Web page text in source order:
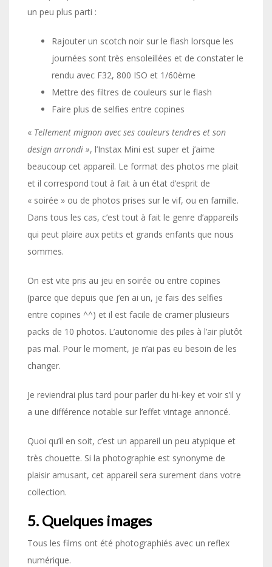
un peu plus parti :
Rajouter un scotch noir sur le flash lorsque les
journées sont très ensoleillées et de constater le
rendu avec F32, 800 ISO et 1/60ème
Mettre des filtres de couleurs sur le flash
Faire plus de selfies entre copines
« Tellement mignon avec ses couleurs tendres et son
design arrondi », l’Instax Mini est super et j’aime
beaucoup cet appareil. Le format des photos me plait
et il correspond tout à fait à un état d’esprit de
« soirée » ou de photos prises sur le vif, ou en famille.
Dans tous les cas, c’est tout à fait le genre d’appareils
qui peut plaire aux petits et grands enfants que nous
sommes.
On est vite pris au jeu en soirée ou entre copines
(parce que depuis que j’en ai un, je fais des selfies
entre copines ^^) et il est facile de cramer plusieurs
packs de 10 photos. L’autonomie des piles à l’air plutôt
pas mal. Pour le moment, je n’ai pas eu besoin de les
changer.
Je reviendrai plus tard pour parler du hi-key et voir s’il y
a une différence notable sur l’effet vintage annoncé.
Quoi qu’il en soit, c’est un appareil un peu atypique et
très chouette. Si la photographie est synonyme de
plaisir amusant, cet appareil sera surement dans votre
collection.
5. Quelques images
Tous les films ont été photographiés avec un reflex
numérique.